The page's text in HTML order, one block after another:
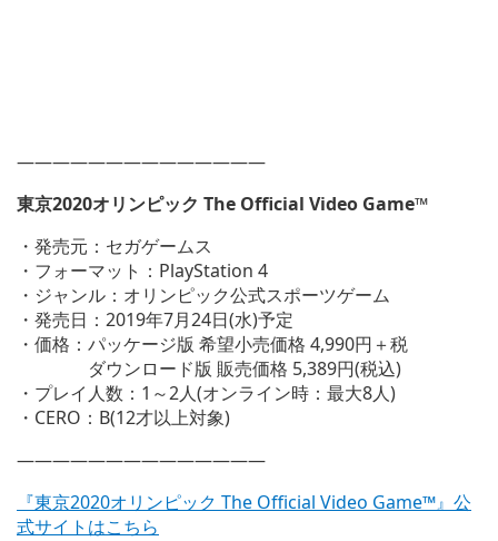
——————————————
東京2020オリンピック The Official Video Game™
・発売元：セガゲームス
・フォーマット：PlayStation 4
・ジャンル：オリンピック公式スポーツゲーム
・発売日：2019年7月24日(水)予定
・価格：パッケージ版 希望小売価格 4,990円＋税
ダウンロード版 販売価格 5,389円(税込)
・プレイ人数：1～2人(オンライン時：最大8人)
・CERO：B(12才以上対象)
——————————————
『東京2020オリンピック The Official Video Game™』公
式サイトはこちら